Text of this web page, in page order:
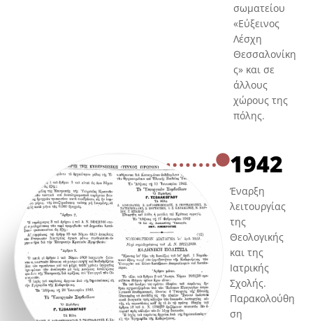
σωματείου
«Εύξεινος
Λέσχη
Θεσσαλονίκη
ς» και σε
άλλους
χώρους της
πόλης.
1942
Έναρξη
λειτουργίας
της
Θεολογικής
και της
Ιατρικής
Σχολής.
Παρακολούθη
ση